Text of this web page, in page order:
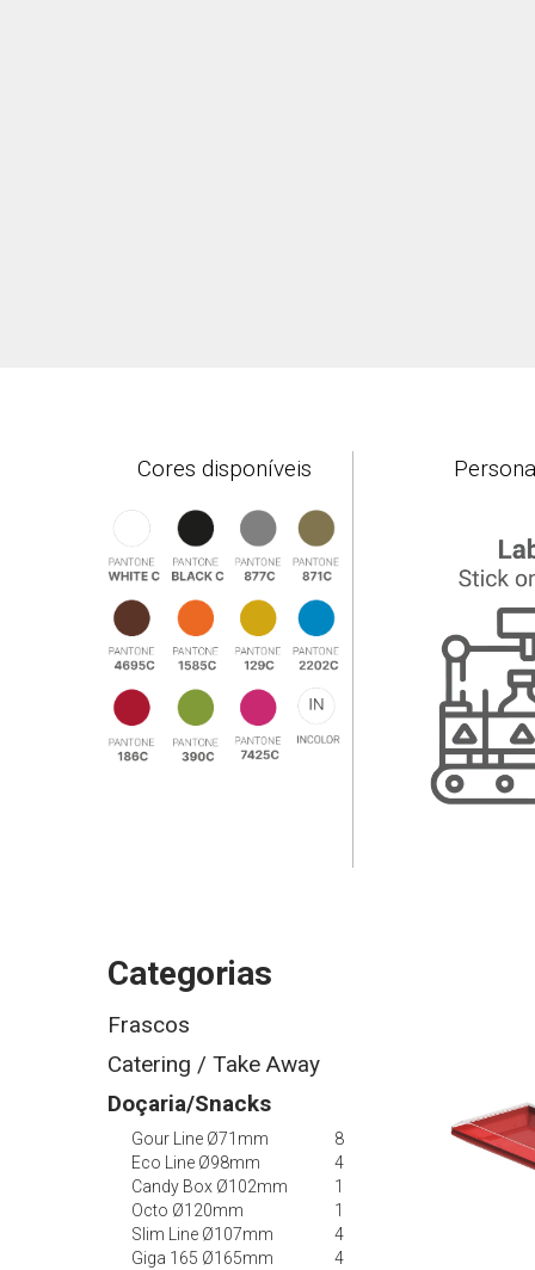
Cores disponíveis
Categorias
Frascos
Catering / Take Away
Doçaria/Snacks
Gour Line Ø71mm
8
Eco Line Ø98mm
4
Candy Box Ø102mm
1
Octo Ø120mm
1
Slim Line Ø107mm
4
Giga 165 Ø165mm
4